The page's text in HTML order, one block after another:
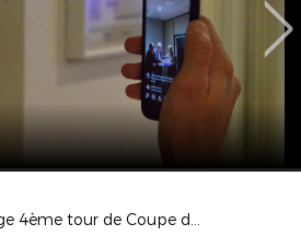
Tirage 4ème tour de Coupe de France